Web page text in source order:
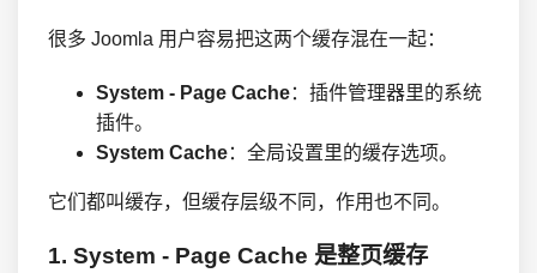
很多 Joomla 用户容易把这两个缓存混在一起：
System - Page Cache：插件管理器里的系统
插件。
System Cache：全局设置里的缓存选项。
它们都叫缓存，但缓存层级不同，作用也不同。
1. System - Page Cache 是整页缓存